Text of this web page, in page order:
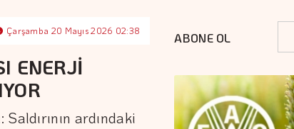
Çarşamba 20 Mayıs 2026 02:38
ENERJİ
ardındaki
ABONE OL